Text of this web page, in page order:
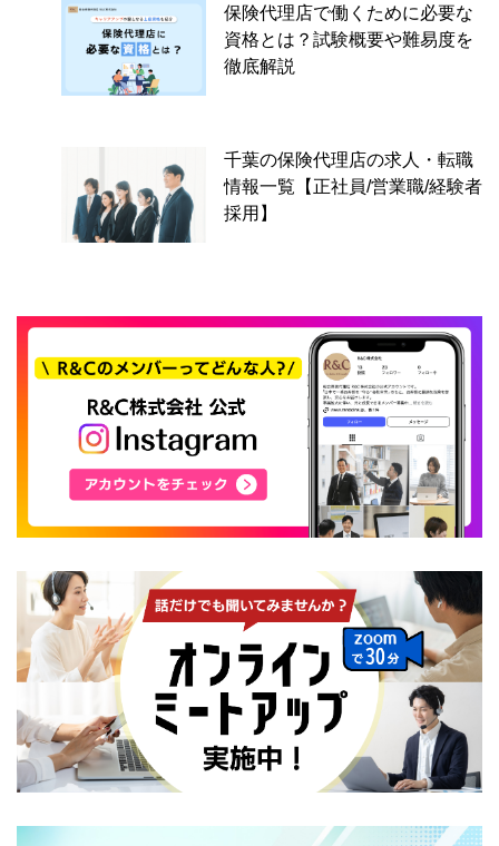
保険代理店で働くために必要な
資格とは？試験概要や難易度を
徹底解説
千葉の保険代理店の求人・転職
情報一覧【正社員/営業職/経験者
採用】